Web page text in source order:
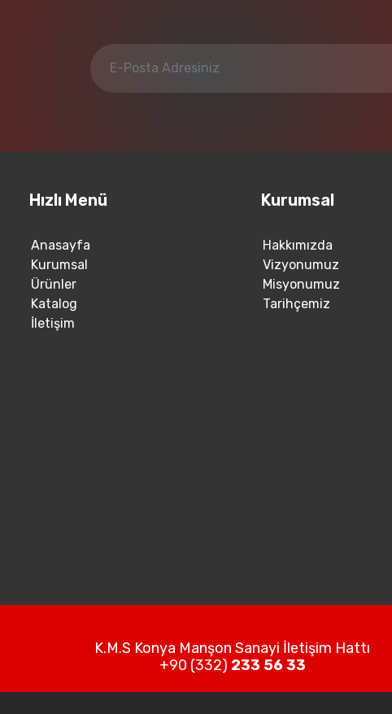
Hızlı Menü
Anasayfa
Kurumsal
Ürünler
Katalog
İletişim
Kurumsal
Hakkımızda
Vizyonumuz
Misyonumuz
Tarihçemiz
K.M.S Konya Manşon Sanayi İletişim Hattı
+90 (332) 233 56 33